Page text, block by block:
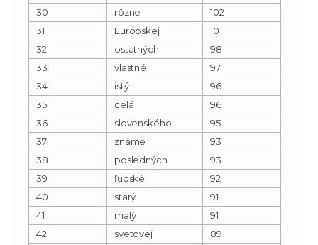
30
rôzne
102
31
Európskej
101
32
ostatných
98
33
vlastné
97
34
istý
96
35
celá
96
36
slovenského
95
37
známe
93
38
posledných
93
39
ľudské
92
40
starý
91
41
malý
91
42
svetovej
89